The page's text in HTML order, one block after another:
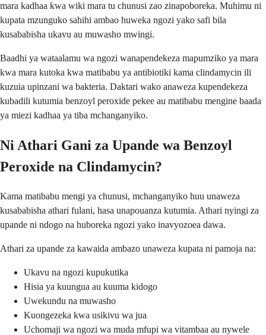
mara kadhaa kwa wiki mara tu chunusi zao zinapoboreka. Muhimu ni
kupata mzunguko sahihi ambao huweka ngozi yako safi bila
kusababisha ukavu au muwasho mwingi.
Baadhi ya wataalamu wa ngozi wanapendekeza mapumziko ya mara
kwa mara kutoka kwa matibabu ya antibiotiki kama clindamycin ili
kuzuia upinzani wa bakteria. Daktari wako anaweza kupendekeza
kubadili kutumia benzoyl peroxide pekee au matibabu mengine baada
ya miezi kadhaa ya tiba mchanganyiko.
Ni Athari Gani za Upande wa Benzoyl
Peroxide na Clindamycin?
Kama matibabu mengi ya chunusi, mchanganyiko huu unaweza
kusababisha athari fulani, hasa unapouanza kutumia. Athari nyingi za
upande ni ndogo na huboreka ngozi yako inavyozoea dawa.
Athari za upande za kawaida ambazo unaweza kupata ni pamoja na:
Ukavu na ngozi kupukutika
Hisia ya kuungua au kuuma kidogo
Uwekundu na muwasho
Kuongezeka kwa usikivu wa jua
Uchomaji wa ngozi wa muda mfupi wa vitambaa au nywele